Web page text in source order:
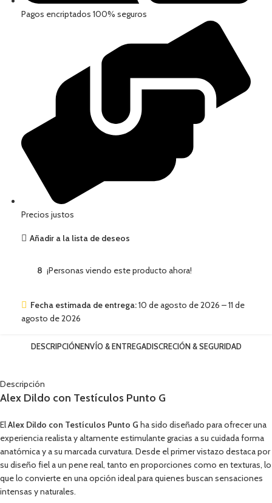
Pagos encriptados 100% seguros
Precios justos
Añadir a la lista de deseos
8 ¡Personas viendo este producto ahora!
Fecha estimada de entrega:10 de agosto de 2026 – 11 de
agosto de 2026
DESCRIPCIÓNENVÍO & ENTREGADISCRECIÓN & SEGURIDAD
Descripción
Alex Dildo con Testículos Punto G
ElAlex Dildo con Testículos Punto G ha sido diseñado para ofrecer una
experiencia realista y altamente estimulante gracias a su cuidada forma
anatómica y a su marcada curvatura. Desde el primer vistazo destaca por
su diseño fiel a un pene real, tanto en proporciones como en texturas, lo
que lo convierte en una opción ideal para quienes buscan sensaciones
intensas y naturales.